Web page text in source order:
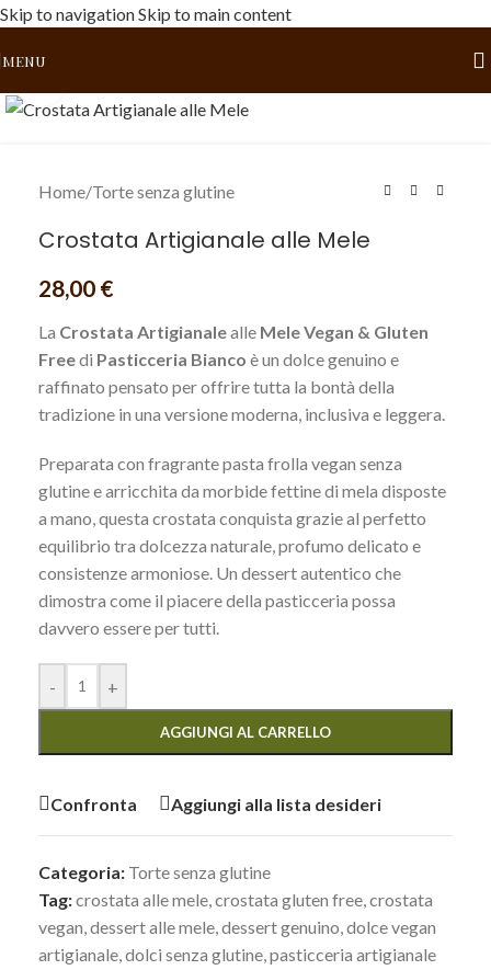
Skip to navigationSkip to main content
MENU
Home/Torte senza glutine
Crostata Artigianale alle Mele
28,00 €
La Crostata Artigianalealle Mele Vegan & Gluten
Freedi Pasticceria Bianco è un dolce genuino e
raffinato pensato per offrire tutta la bontà della
tradizione in una versione moderna, inclusiva e leggera.
Preparata con fragrante pasta frolla vegan senza
glutine e arricchita da morbide fettine di mela disposte
a mano, questa crostata conquista grazie al perfetto
equilibrio tra dolcezza naturale, profumo delicato e
consistenze armoniose. Un dessert autentico che
dimostra come il piacere della pasticceria possa
davvero essere per tutti.
- +
AGGIUNGI AL CARRELLO
Confronta Aggiungi alla lista desideri
Categoria: Torte senza glutine
Tag:crostata alle mele,crostata gluten free,crostata
vegan,dessert alle mele,dessert genuino,dolce vegan
artigianale,dolci senza glutine,pasticceria artigianale